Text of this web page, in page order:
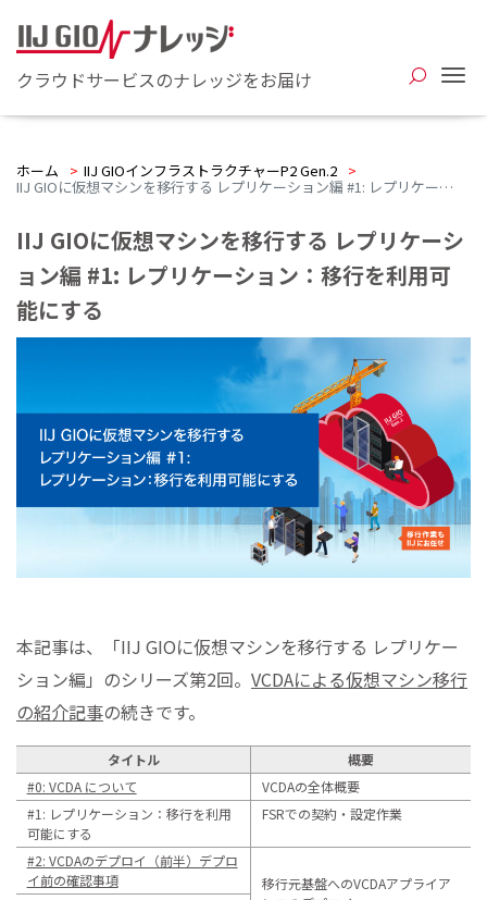
クラウドサービスのナレッジをお届け
ホーム > IIJ GIOインフラストラクチャーP2 Gen.2 >
IIJ GIOに仮想マシンを移行する レプリケーション編 #1: レプリケーション：移行を利用可能にする
IIJ GIOに仮想マシンを移行する レプリケーシ
ョン編 #1: レプリケーション：移行を利用可
能にする
本記事は、「IIJ GIOに仮想マシンを移行する レプリケー
ション編」のシリーズ第2回。 VCDAによる仮想マシン移行
の紹介記事の続きです。
タイトル
概要
#0: VCDA について
VCDAの全体概要
#1: レプリケーション：移行を利用
可能にする
FSRでの契約・設定作業
#2: VCDAのデプロイ（前半）デプロ
イ前の確認事項
移行元基盤へのVCDAアプライア